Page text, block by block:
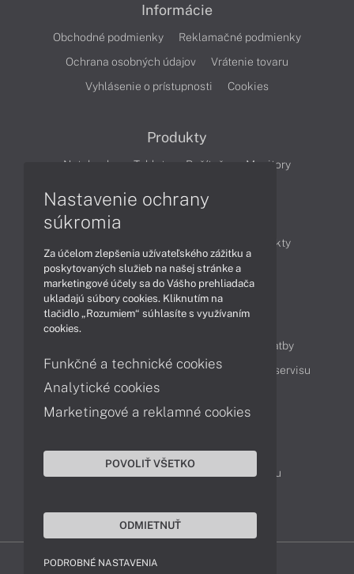
Informácie
Obchodné podmienky
Reklamačné podmienky
Ochrana osobných údajov
Vrátenie tovaru
Vyhlásenie o prístupnosti
Cookies
Produkty
Notebooky Tablety Počítače Monitory
Produkty
Technológie
Videá
Obsah
Možnosti doručenia a platby
Podpora a servis
Servisné služby Cenník servisu
Kontakty
043 4224 771
Obchodné oddelenie
Reklamácia tovaru
Nastavenie ochrany
súkromia
Za účelom zlepšenia užívateľského zážitku a
poskytovaných služieb na našej stránke a
marketingové účely sa do Vášho prehliadača
ukladajú súbory cookies. Kliknutím na
tlačidlo „Rozumiem“ súhlasíte s využívaním
cookies.
Funkčné a technické cookies
Analytické cookies
Marketingové a reklamné cookies
POVOLIŤ VŠETKO
ODMIETNUŤ
PODROBNÉ NASTAVENIA